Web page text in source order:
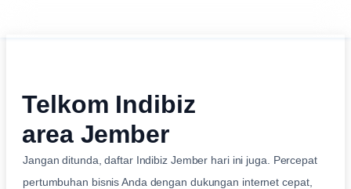
Telkom Indibiz
area Jember
Jangan ditunda, daftar Indibiz Jember hari ini juga. Percepat
pertumbuhan bisnis Anda dengan dukungan internet cepat,